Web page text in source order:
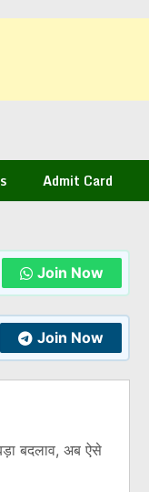
Admit Card
Join Now
Join Now
बदलाव, अब ऐसे